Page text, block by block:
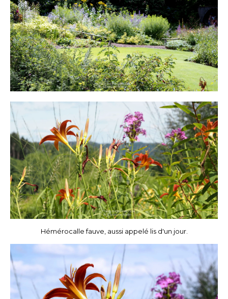
Hémérocalle fauve, aussi appelé lis d'un jour.